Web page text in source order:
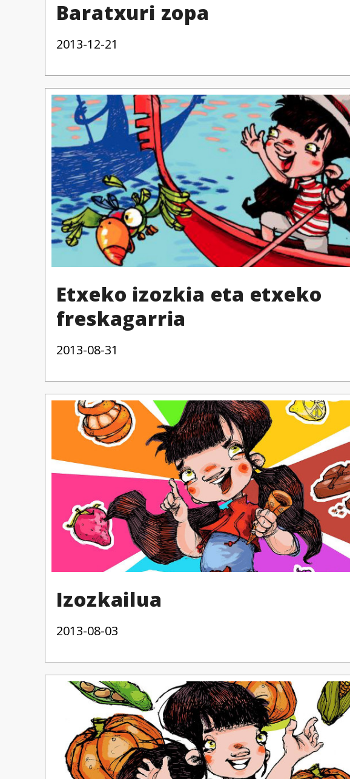
Baratxuri zopa
2013-12-21
Etxeko izozkia eta etxeko
freskagarria
2013-08-31
Izozkailua
2013-08-03